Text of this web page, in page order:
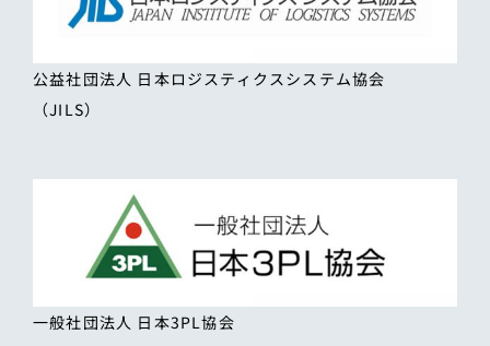
公益社団法人 日本ロジスティクスシステム協会
（JILS）
一般社団法人 日本3PL協会